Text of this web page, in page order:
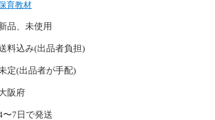
で見る色は、印刷物にすると必ず変わっ
さい
いホコリ等が混入する場合がございます
カードの角等で、怪我をする恐れがあり
育教材
品、未使用
料込み(出品者負担)
定(出品者が手配)
阪府
〜7日で発送